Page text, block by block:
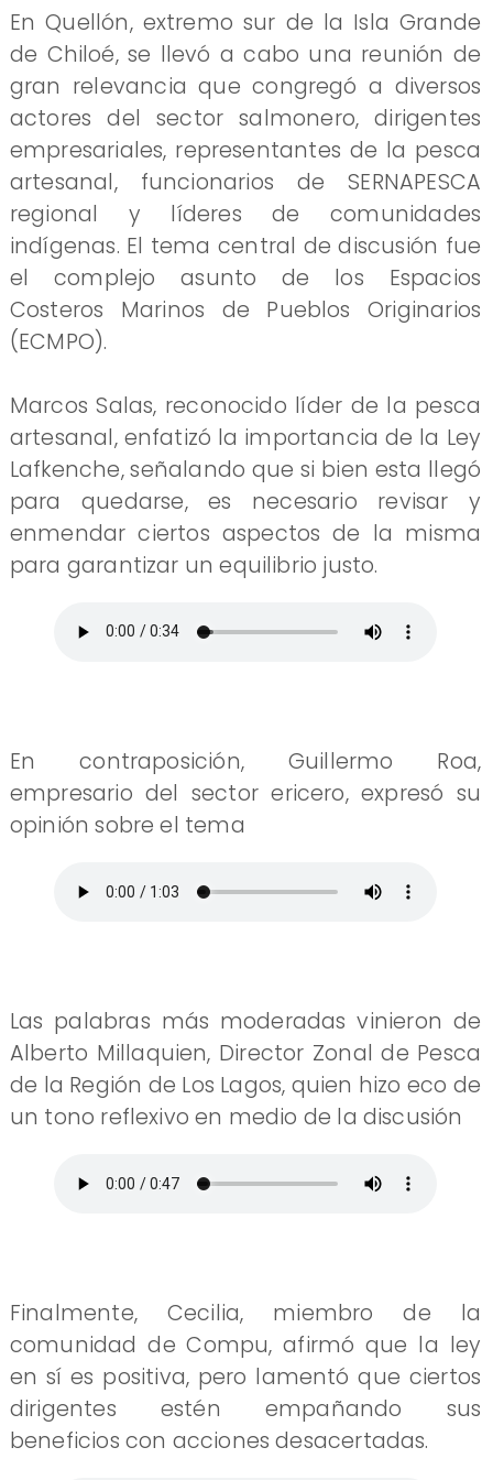
En Quellón, extremo sur de la Isla Grande
de Chiloé, se llevó a cabo una reunión de
gran relevancia que congregó a diversos
actores del sector salmonero, dirigentes
empresariales, representantes de la pesca
artesanal, funcionarios de SERNAPESCA
regional y líderes de comunidades
indígenas. El tema central de discusión fue
el complejo asunto de los Espacios
Costeros Marinos de Pueblos Originarios
(ECMPO).
Marcos Salas, reconocido líder de la pesca
artesanal, enfatizó la importancia de la Ley
Lafkenche, señalando que si bien esta llegó
para quedarse, es necesario revisar y
enmendar ciertos aspectos de la misma
para garantizar un equilibrio justo.
En contraposición, Guillermo Roa,
empresario del sector ericero, expresó su
opinión sobre el tema
​Las palabras más moderadas vinieron de
Alberto Millaquien, Director Zonal de Pesca
de la Región de Los Lagos, quien hizo eco de
un tono reflexivo en medio de la discusión
​Finalmente, Cecilia, miembro de la
comunidad de Compu, afirmó que la ley
en sí es positiva, pero lamentó que ciertos
dirigentes estén empañando sus
beneficios con acciones desacertadas.